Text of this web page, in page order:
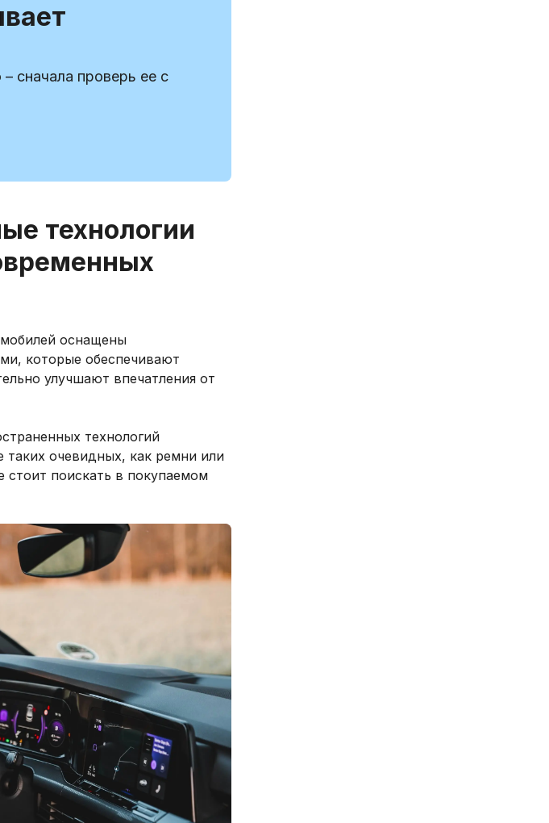
сначала проверь ее с
технологии
оснащены
которые обеспечивают
улучшают впечатления от
технологий
таких очевидных, как ремни или
стоит поискать в покупаемом